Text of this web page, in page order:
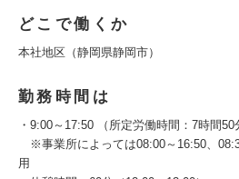
どこで働くか
本社地区（静岡県静岡市）
勤務時間は
・9:00～17:50 （所定労働時間：7時間50
※事業所によっては08:00～16:50、
用